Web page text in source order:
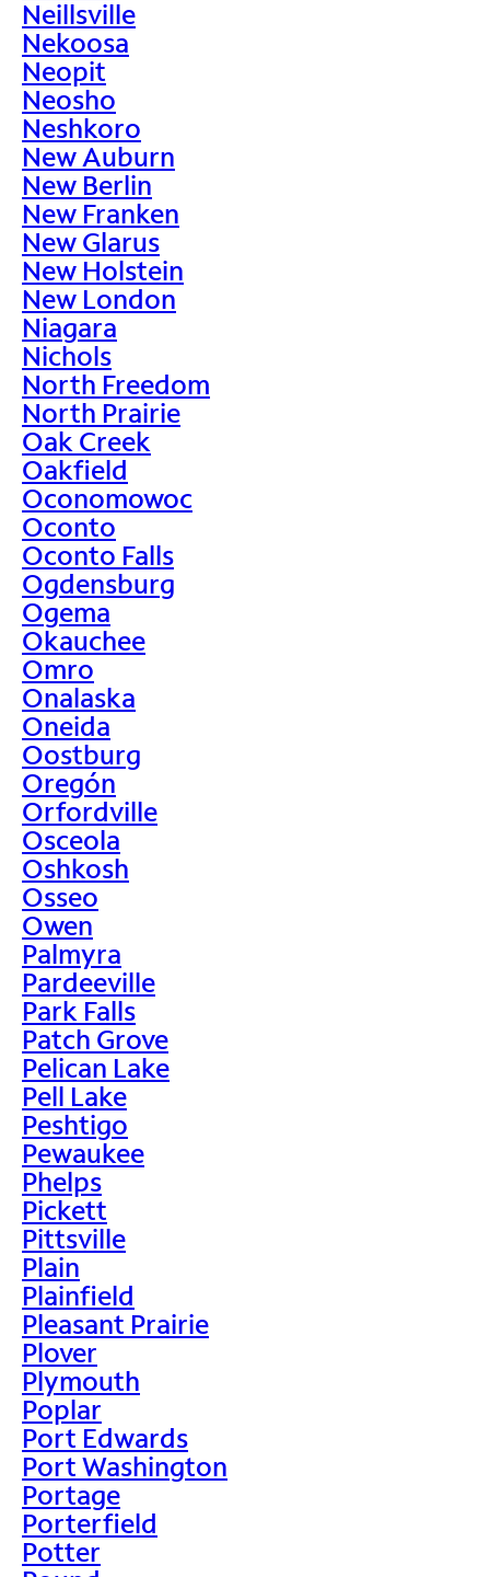
Neillsville
Nekoosa
Neopit
Neosho
Neshkoro
New Auburn
New Berlin
New Franken
New Glarus
New Holstein
New London
Niagara
Nichols
North Freedom
North Prairie
Oak Creek
Oakfield
Oconomowoc
Oconto
Oconto Falls
Ogdensburg
Ogema
Okauchee
Omro
Onalaska
Oneida
Oostburg
Oregón
Orfordville
Osceola
Oshkosh
Osseo
Owen
Palmyra
Pardeeville
Park Falls
Patch Grove
Pelican Lake
Pell Lake
Peshtigo
Pewaukee
Phelps
Pickett
Pittsville
Plain
Plainfield
Pleasant Prairie
Plover
Plymouth
Poplar
Port Edwards
Port Washington
Portage
Porterfield
Potter